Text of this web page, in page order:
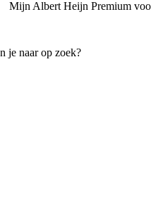
Mijn Albert Heijn Premium